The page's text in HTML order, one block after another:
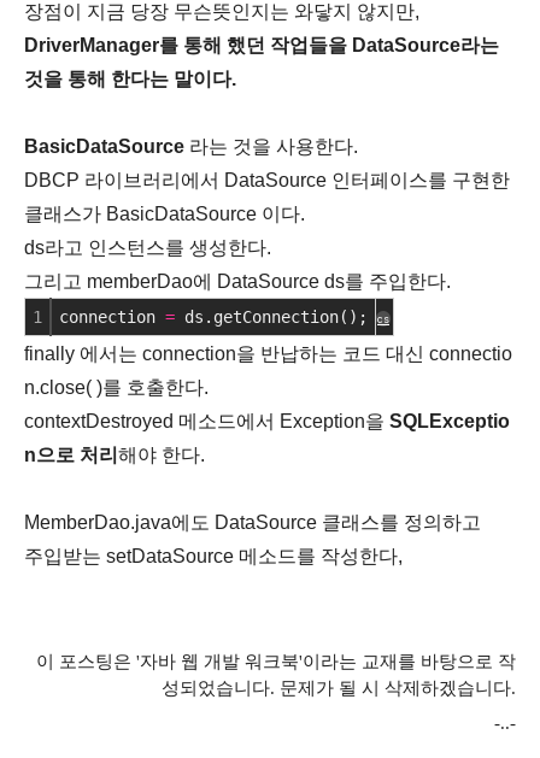
장점이 지금 당장 무슨뜻인지는 와닿지 않지만,
DriverManager를 통해 했던 작업들을 DataSource라는
것을 통해 한다는 말이다.
BasicDataSource 라는 것을 사용한다.
DBCP 라이브러리에서 DataSource 인터페이스를 구현한
클래스가 BasicDataSource 이다.
ds라고 인스턴스를 생성한다.
그리고 memberDao에 DataSource ds를 주입한다.
1 connection = ds.getConnection(); cs
finally 에서는 connection을 반납하는 코드 대신 connectio
n.close( )를 호출한다.
contextDestroyed 메소드에서 Exception을 SQLExceptio
n으로 처리 해야 한다.
MemberDao.java에도 DataSource 클래스를 정의하고
주입받는 setDataSource 메소드를 작성한다,
이 포스팅은 '자바 웹 개발 워크북'이라는 교재를 바탕으로 작
성되었습니다. 문제가 될 시 삭제하겠습니다.
-..-